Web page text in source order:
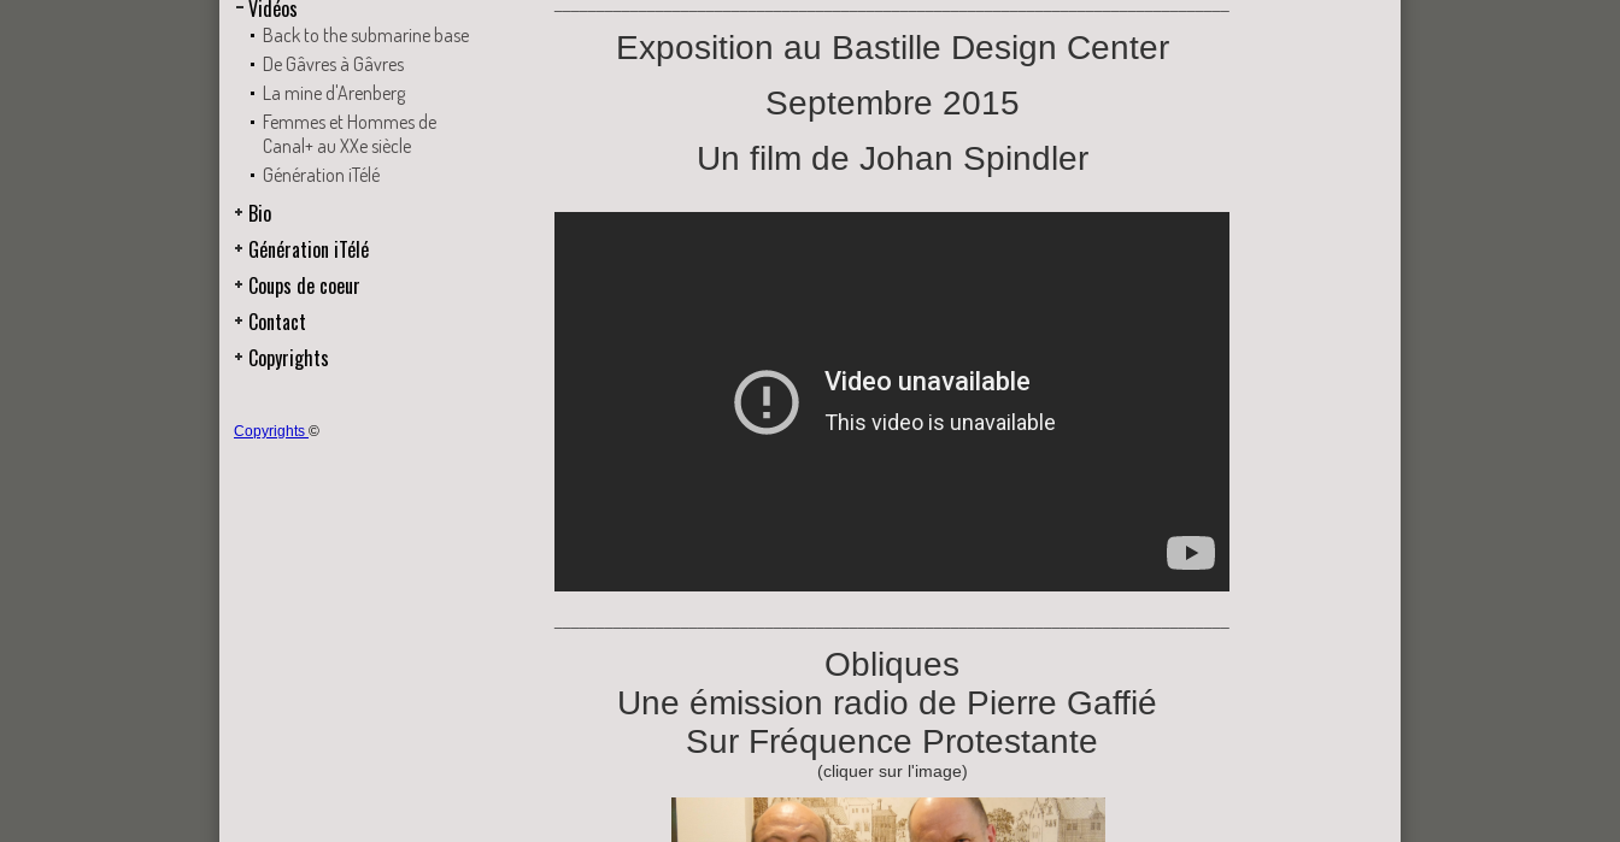
Vidéos
Back to the submarine base
De Gâvres à Gâvres
La mine d'Arenberg
Femmes et Hommes de
Canal+ au XXe siècle
Génération iTélé
Bio
Génération iTélé
Coups de coeur
Contact
Copyrights
Copyrights ©
Exposition au Bastille Design Center
Septembre 2015
Un film de Johan Spindler
Obliques
Une émission radio de Pierre Gaffié
Sur Fréquence Protestante
(cliquer sur l'image)